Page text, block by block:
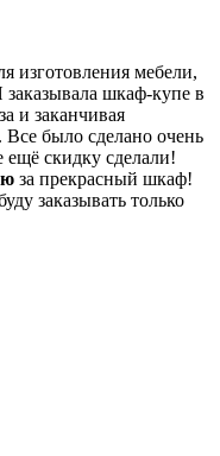
изготовления мебели,
шкаф-купе в
и заканчивая
было сделано очень
скидку сделали!
за прекрасный шкаф!
заказывать только